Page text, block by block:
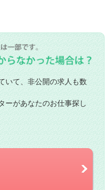
いて、非公開の求人も数
ーがあなたのお仕事探し